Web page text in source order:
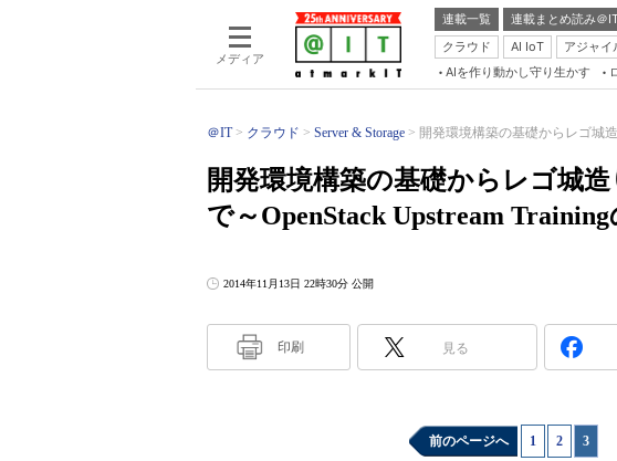
メディア
連載一覧 連載まとめ読み＠
クラウド
AI IoT アジャ
AIを作り動かし守り生かす
＠IT クラウド Server & Storage 開発環境構築の基礎からレゴ城
開発環境構築の基礎からレゴ城
で～OpenStack Upstream
2014年11月13日 22時30分 公開
印刷 見る
前のページへ 1 2 3